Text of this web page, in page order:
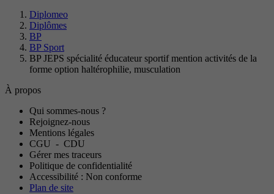
Diplomeo
Diplômes
BP
BP Sport
BP JEPS spécialité éducateur sportif mention activités de la
forme option haltérophilie, musculation
À propos
Qui sommes-nous ?
Rejoignez-nous
Mentions légales
CGU - CDU
Gérer mes traceurs
Politique de confidentialité
Accessibilité : Non conforme
Plan de site